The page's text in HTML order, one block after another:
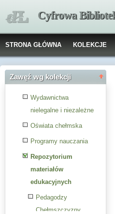
Cyfrowa
STRONA GŁÓWNA KOLEKCJE
Zawęź wg kolekcji
Wydawnictwa
nielegalne i niezależne
Oświata chełmska
Programy nauczania
Repozytorium
materiałów
edukacyjnych
Pedagodzy
Chełmszczyzny